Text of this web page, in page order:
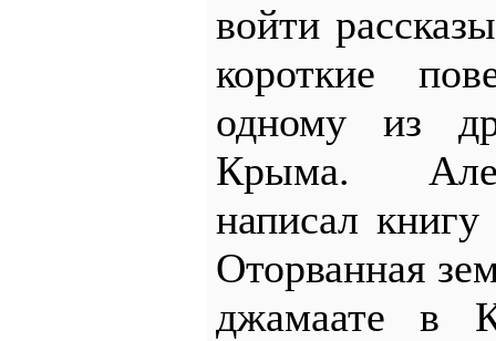
войти
короткие
одному из
Крыма.
написал
Оторванная
джамаате в